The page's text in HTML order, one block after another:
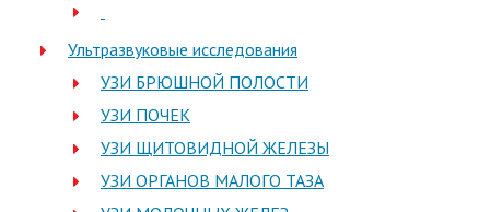
Ультразвуковые исследования
УЗИ БРЮШНОЙ ПОЛОСТИ
УЗИ ПОЧЕК
УЗИ ЩИТОВИДНОЙ ЖЕЛЕЗЫ
УЗИ ОРГАНОВ МАЛОГО ТАЗА